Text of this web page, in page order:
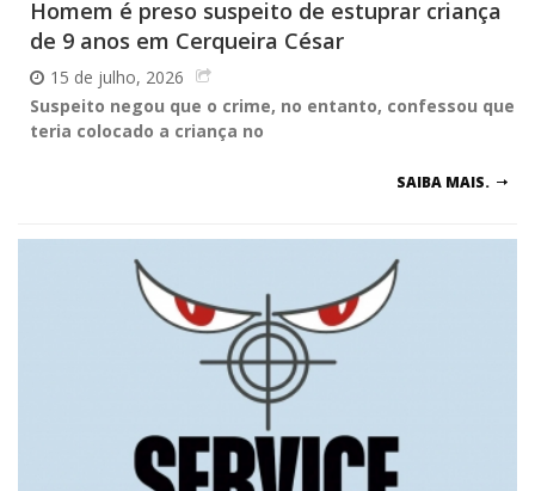
Homem é preso suspeito de estuprar criança
de 9 anos em Cerqueira César
15 de julho, 2026
Suspeito negou que o crime, no entanto, confessou que
teria colocado a criança no
SAIBA MAIS.